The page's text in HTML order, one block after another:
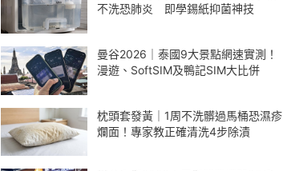
不洗恐肺炎 即學錫紙抑菌神技
曼谷2026｜泰國9大景點網速實測！
漫遊、SoftSIM及鴨記SIM大比併
枕頭套發黃｜1周不洗髒過馬桶恐濕疹
爛面！專家教正確清洗4步除漬